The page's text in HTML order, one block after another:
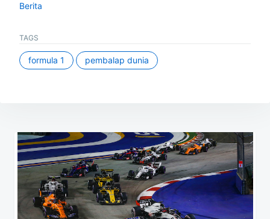
Berita
TAGS
formula 1 pembalap dunia